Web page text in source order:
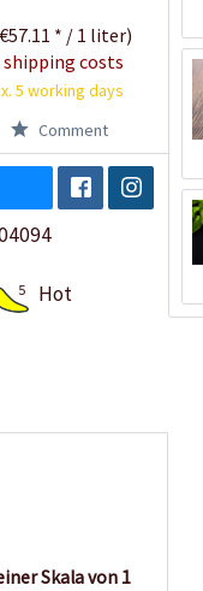
* / 1 liter)
shipping costs
5 working days
Comment
5 Hot
Skala von 1